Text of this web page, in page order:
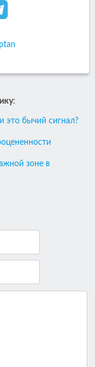
:
это бычий сигнал?
зоне в